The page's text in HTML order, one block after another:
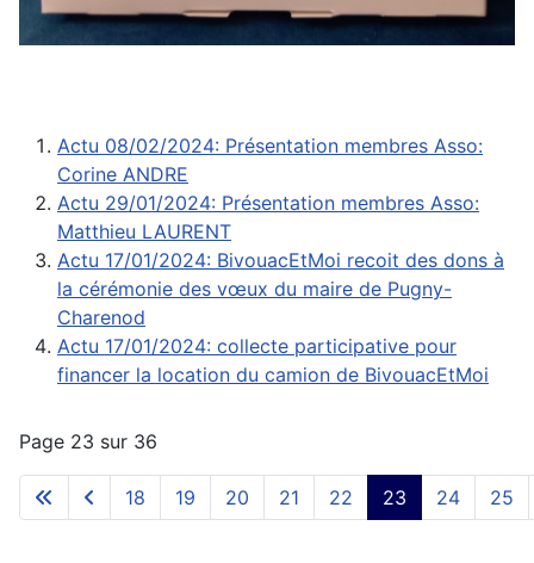
Actu 08/02/2024: Présentation membres Asso:
Corine ANDRE
Actu 29/01/2024: Présentation membres Asso:
Matthieu LAURENT
Actu 17/01/2024: BivouacEtMoi recoit des dons à
la cérémonie des vœux du maire de Pugny-
Charenod
Actu 17/01/2024: collecte participative pour
financer la location du camion de BivouacEtMoi
Page 23 sur 36
18 19 20 21 22 23 24 25